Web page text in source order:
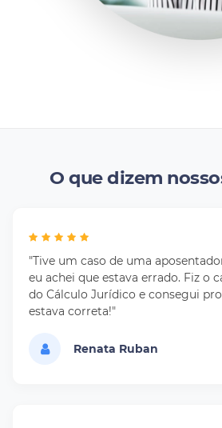
O que dizem
"Tive um caso de uma
eu achei que estava errado. Fiz o
do Cálculo Jurídico e consegui
estava correta!"
Renata Ruban